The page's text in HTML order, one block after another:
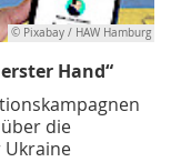
© Pixabay / HAW Hamburg
Hand“
die
Ukraine